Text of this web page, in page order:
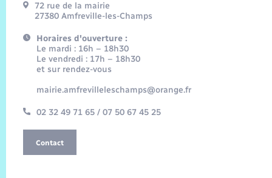
72 rue de la mairie
27380 Amfreville-les-Champs
Horaires d'ouverture :
Le mardi : 16h – 18h30
Le vendredi : 17h – 18h30
et sur rendez-vous
mairie.amfrevilleleschamps@orange.fr
02 32 49 71 65 / 07 50 67 45 25
Contact